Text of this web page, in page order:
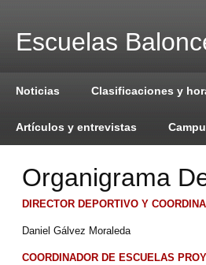
Escuelas
Noticias Clasificaciones y
Artículos y entrevistas
Organigrama
DIRECTOR DEPORTIVO Y
Daniel Gálvez Moraleda
COORDINADOR DE ESCUELAS